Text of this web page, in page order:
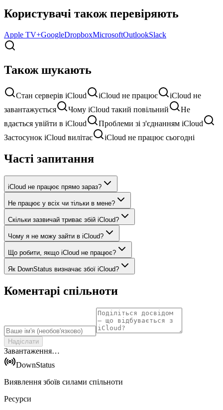
Користувачі також перевіряють
Apple TV+GoogleDropboxMicrosoftOutlookSlack
Також шукають
Стан серверів iCloud iCloud не працює
iCloud не
завантажується
Чому iCloud такий повільний
Не
вдається увійти в iCloud
Проблеми зі з'єднанням iCloud
Застосунок iCloud вилітає
iCloud не працює сьогодні
Часті запитання
iCloud не працює прямо зараз?
Не працює у всіх чи тільки в мене?
Скільки зазвичай триває збій iCloud?
Чому я не можу зайти в iCloud?
Що робити, якщо iCloud не працює?
Як DownStatus визначає збої iCloud?
Коментарі спільноти
Надіслати
Завантаження…
DownStatus
Виявлення збоїв силами спільноти
Ресурси